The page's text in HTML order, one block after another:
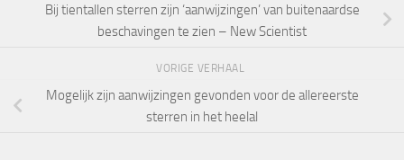
Bij tientallen sterren zijn ‘aanwijzingen’ van buitenaardse
beschavingen te zien – New Scientist
VORIGE VERHAAL
Mogelijk zijn aanwijzingen gevonden voor de allereerste
sterren in het heelal